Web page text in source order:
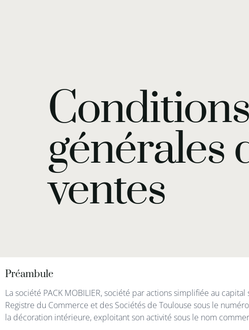
Conditions
générales
ventes
Préambule
La société PACK MOBILIER, société par actions simplifiée au
Registre du Commerce et des Sociétés de Toulouse sous le
la décoration intérieure, exploitant son activité sous le nom